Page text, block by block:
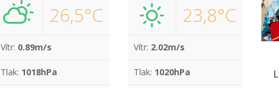
26,5°C
Vítr: 0.89m/s
Tlak: 1018hPa
23,8°C
Vítr: 2.02m/s
Tlak: 1020hPa